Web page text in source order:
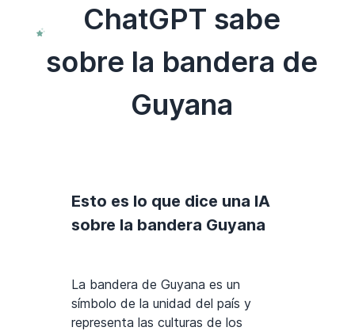
ChatGPT sabe
sobre la bandera de
Guyana
Esto es lo que dice una IA
sobre la bandera Guyana
La bandera de Guyana es un
símbolo de la unidad del país y
representa las culturas de los